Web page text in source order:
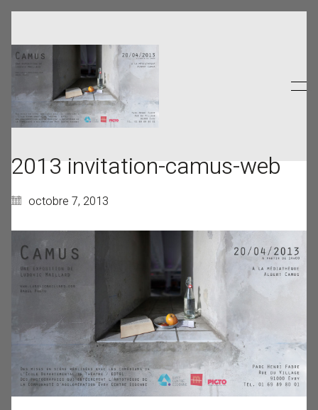
2013 invitation-camus-web
octobre 7, 2013